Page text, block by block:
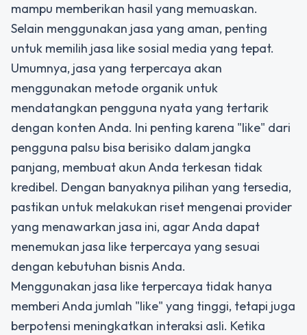
mampu memberikan hasil yang memuaskan.
Selain menggunakan jasa yang aman, penting
untuk memilih jasa like sosial media yang tepat.
Umumnya, jasa yang terpercaya akan
menggunakan metode organik untuk
mendatangkan pengguna nyata yang tertarik
dengan konten Anda. Ini penting karena "like" dari
pengguna palsu bisa berisiko dalam jangka
panjang, membuat akun Anda terkesan tidak
kredibel. Dengan banyaknya pilihan yang tersedia,
pastikan untuk melakukan riset mengenai provider
yang menawarkan jasa ini, agar Anda dapat
menemukan jasa like terpercaya yang sesuai
dengan kebutuhan bisnis Anda.
Menggunakan jasa like terpercaya tidak hanya
memberi Anda jumlah "like" yang tinggi, tetapi juga
berpotensi meningkatkan interaksi asli. Ketika